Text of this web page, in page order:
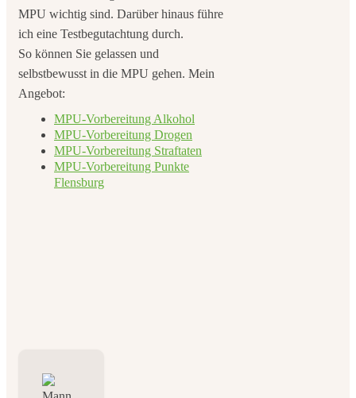
MPU wichtig sind. Darüber hinaus führe
ich eine Testbegutachtung durch.
So können Sie gelassen und
selbstbewusst in die MPU gehen. Mein
Angebot:
MPU-Vorbereitung Alkohol
MPU-Vorbereitung Drogen
MPU-Vorbereitung Straftaten
MPU-Vorbereitung Punkte
Flensburg